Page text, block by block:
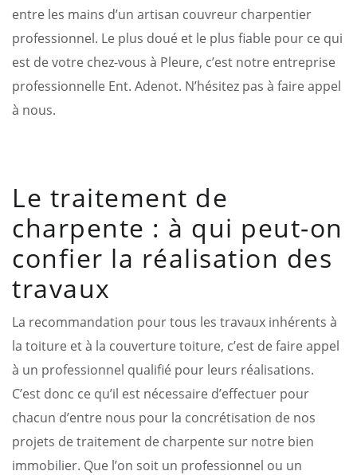
entre les mains d’un artisan couvreur charpentier
professionnel. Le plus doué et le plus fiable pour ce qui
est de votre chez-vous à Pleure, c’est notre entreprise
professionnelle Ent. Adenot. N’hésitez pas à faire appel
à nous.
Le traitement de
charpente : à qui peut-on
confier la réalisation des
travaux
La recommandation pour tous les travaux inhérents à
la toiture et à la couverture toiture, c’est de faire appel
à un professionnel qualifié pour leurs réalisations.
C’est donc ce qu’il est nécessaire d’effectuer pour
chacun d’entre nous pour la concrétisation de nos
projets de traitement de charpente sur notre bien
immobilier. Que l’on soit un professionnel ou un